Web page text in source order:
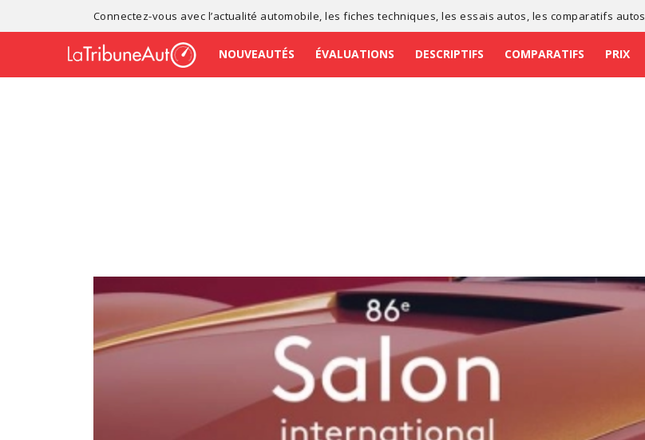
Connectez-vous avec l’actualité automobile , lesfiches techniques , lesessais autos , les comparatifs autos
NOUVEAUTÉS ÉVALUATIONS DESCRIPTIFS COMPARATIFS PRIX